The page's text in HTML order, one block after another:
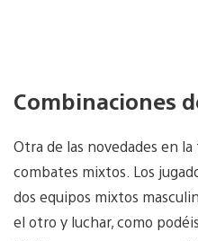
Combinaciones
Otra de las novedades en
combates mixtos. Los
dos equipos mixtos
el otro y luchar, como